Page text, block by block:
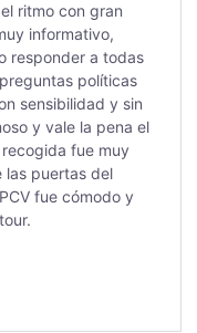
ritmo con gran
informativo,
responder a todas
políticas
sensibilidad y sin
y vale la pena el
fue muy
las puertas del
fue cómodo y